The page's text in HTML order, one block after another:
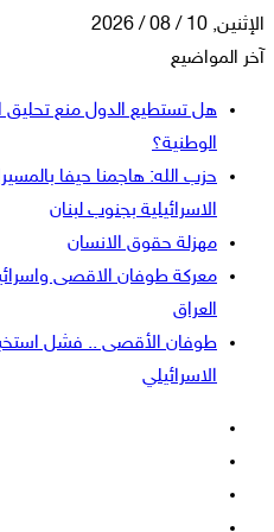
الإثنين, 10 / 08 / 2026
آخر المواضيع
هل تستطيع الدول منع تحليق
الوطنية؟
حزب الله: هاجمنا حيفا
الاسرائيلية بجنوب لبنان
مهزلة حقوق الانسان
معركة طوفان الاقصى
العراق
طوفان الأقصى .. فشل
الاسرائيلي